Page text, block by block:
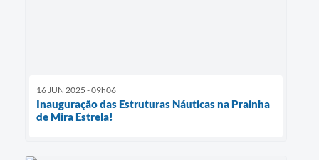
16 JUN 2025 - 09h06
Inauguração das Estruturas Náuticas na Prainha
de Mira Estrela!